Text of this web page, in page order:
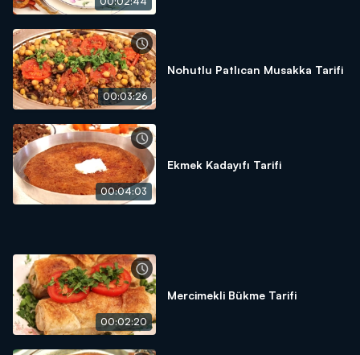
1 su bardağı sıvı yağ
Üzeri için;
Yumurta sarısı
Sıvı yağ
00:03:26
Nohutlu Patlıcan Musakka Tarifi
00:04:03
Ekmek Kadayıfı Tarifi
00:02:20
Mercimekli Bükme Tarifi